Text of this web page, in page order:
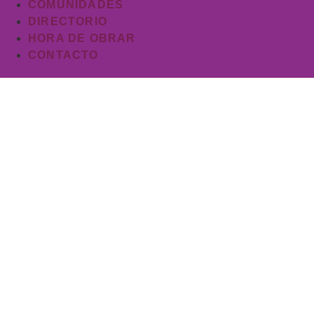
COMUNIDADES
DIRECTORIO
HORA DE OBRAR
CONTACTO